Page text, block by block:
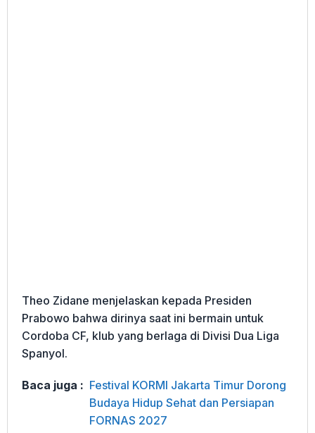
Theo Zidane menjelaskan kepada Presiden
Prabowo bahwa dirinya saat ini bermain untuk
Cordoba CF, klub yang berlaga di Divisi Dua Liga
Spanyol.
Baca juga : Festival KORMI Jakarta Timur Dorong
Budaya Hidup Sehat dan Persiapan
FORNAS 2027